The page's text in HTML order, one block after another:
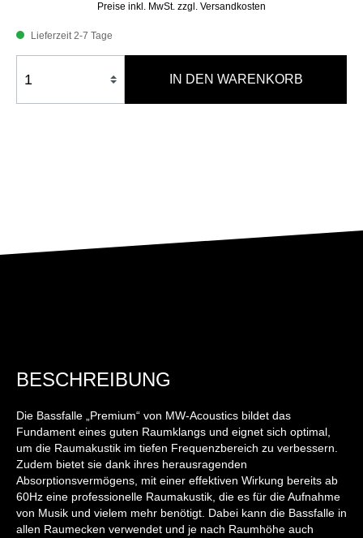
Preise inkl. MwSt. zzgl. Versandkosten
Lieferzeit 2-7 Tage
IN DEN WARENKORB
BESCHREIBUNG
Die Bassfalle „Premium“ von MW-Acoustics bildet das
Fundament eines guten Raumklangs und eignet sich optimal,
um die Raumakustik im tiefen Frequenzbereich zu verbessern.
Zudem bietet sie dank ihres herausragenden
Absorptionsvermögens, mit einer effektiven Wirkung bereits ab
60Hz eine professionelle Raumakustik, die es für die Aufnahme
von Musik und vielem mehr benötigt. Dabei kann die Bassfalle in
allen Raumecken verwendet und je nach Raumhöhe auch